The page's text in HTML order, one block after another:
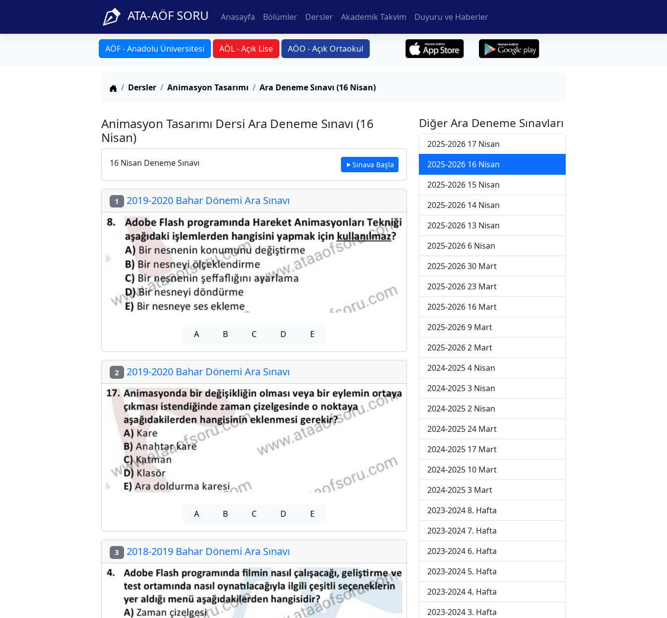
ATA-AÖF SORU Anasayfa Bölümler Dersler Akademik Takvim Duyuru ve Haberler
AÖF - Anadolu Üniversitesi AÖL - Açık Lise AÖO - Açık Ortaokul
Anasayfa
Dersler Animasyon Tasarımı Ara Deneme Sınavı (16 Nisan)
Animasyon Tasarımı Dersi Ara Deneme Sınavı (16
Nisan)
16 Nisan Deneme Sınavı Sınava Başla
1 2019-2020 Bahar Dönemi Ara Sınavı
A B C D E
2 2019-2020 Bahar Dönemi Ara Sınavı
A B C D E
3 2018-2019 Bahar Dönemi Ara Sınavı
Diğer Ara Deneme Sınavları
2025-2026 17 Nisan
2025-2026 16 Nisan
2025-2026 15 Nisan
2025-2026 14 Nisan
2025-2026 13 Nisan
2025-2026 6 Nisan
2025-2026 30 Mart
2025-2026 23 Mart
2025-2026 16 Mart
2025-2026 9 Mart
2025-2026 2 Mart
2024-2025 4 Nisan
2024-2025 3 Nisan
2024-2025 2 Nisan
2024-2025 24 Mart
2024-2025 17 Mart
2024-2025 10 Mart
2024-2025 3 Mart
2023-2024 8. Hafta
2023-2024 7. Hafta
2023-2024 6. Hafta
2023-2024 5. Hafta
2023-2024 4. Hafta
2023-2024 3. Hafta